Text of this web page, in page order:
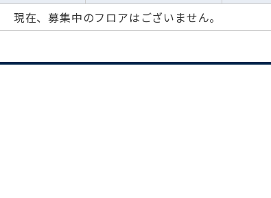
現在、募集中のフロアはございません。